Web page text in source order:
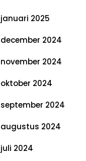
januari 2025
december 2024
november 2024
oktober 2024
september 2024
augustus 2024
juli 2024